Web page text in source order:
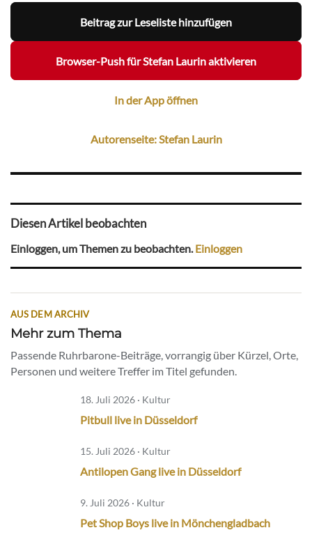
Beitrag zur Leseliste hinzufügen
Browser-Push für Stefan Laurin aktivieren
In der App öffnen
Autorenseite: Stefan Laurin
Diesen Artikel beobachten
Einloggen, um Themen zu beobachten. Einloggen
AUS DEM ARCHIV
Mehr zum Thema
Passende Ruhrbarone-Beiträge, vorrangig über Kürzel, Orte,
Personen und weitere Treffer im Titel gefunden.
18. Juli 2026 · Kultur
Pitbull live in Düsseldorf
15. Juli 2026 · Kultur
Antilopen Gang live in Düsseldorf
9. Juli 2026 · Kultur
Pet Shop Boys live in Mönchengladbach